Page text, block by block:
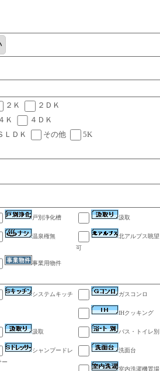
２Ｋ
２ＤＫ
４Ｋ
４ＤＫ
ＬＤＫ その他
5K
戸別浄化槽 汲取
温泉権無
北アルプス眺望
可
事業用物件
システムキッチ
ガスコンロ
IHクッキング
汲取 バス・トイレ別
シャンプードレ
ー
洗面台
室内洗濯機置場